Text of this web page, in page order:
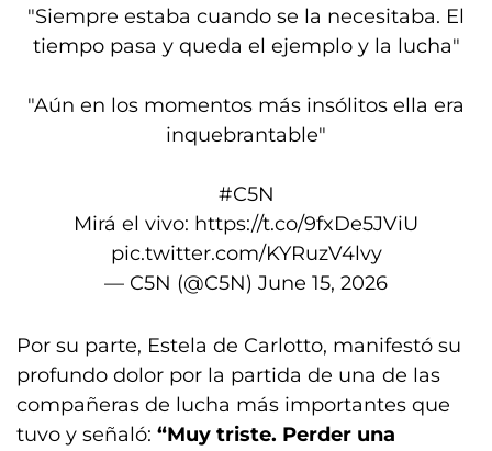
"Siempre estaba cuando se la necesitaba. El
tiempo pasa y queda el ejemplo y la lucha"
"Aún en los momentos más insólitos ella era
inquebrantable"
#C5N
Mirá el vivo: https://t.co/9fxDe5JViU
pic.twitter.com/KYRuzV4lvy
— C5N (@C5N) June 15, 2026
Por su parte, Estela de Carlotto, manifestó su
profundo dolor por la partida de una de las
compañeras de lucha más importantes que
tuvo y señaló: “Muy triste. Perder una